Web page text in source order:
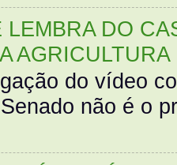
DO
AGRICULTURA
do vídeo
não é o